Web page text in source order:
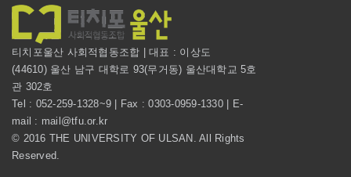
티치포울산 사회적협동조합 | 대표 : 이상도
(44610) 울산 남구 대학로 93(무거동) 울산대학교 5호
관 302호
Tel : 052-259-1328~9 | Fax : 0303-0959-1330 | E-
mail : mail@tfu.or.kr
© 2016 THE UNIVERSITY OF ULSAN. All Rights
Reserved.